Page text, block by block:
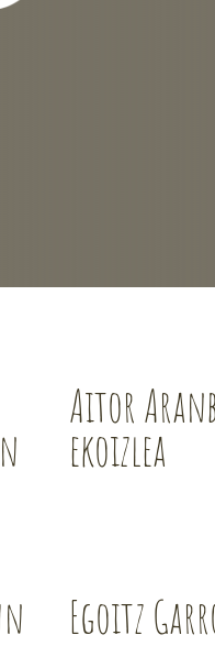
Aitor
ekoizlea
Egoitz